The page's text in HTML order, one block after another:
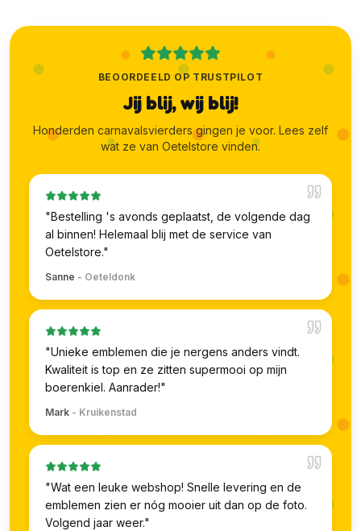
BEOORDEELD OP TRUSTPILOT
Jij blij, wij blij!
Honderden carnavalsvierders gingen je voor. Lees zelf
wat ze van Oetelstore vinden.
"Bestelling 's avonds geplaatst, de volgende dag
al binnen! Helemaal blij met de service van
Oetelstore."
Sanne - Oeteldonk
"Unieke emblemen die je nergens anders vindt.
Kwaliteit is top en ze zitten supermooi op mijn
boerenkiel. Aanrader!"
Mark - Kruikenstad
"Wat een leuke webshop! Snelle levering en de
emblemen zien er nóg mooier uit dan op de foto.
Volgend jaar weer."